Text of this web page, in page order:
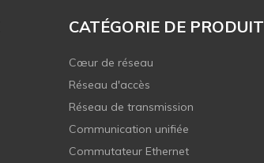
CATÉGORIE DE PRODUIT
Cœur de réseau
Réseau d'accès
Réseau de transmission
Communication unifiée
Commutateur Ethernet